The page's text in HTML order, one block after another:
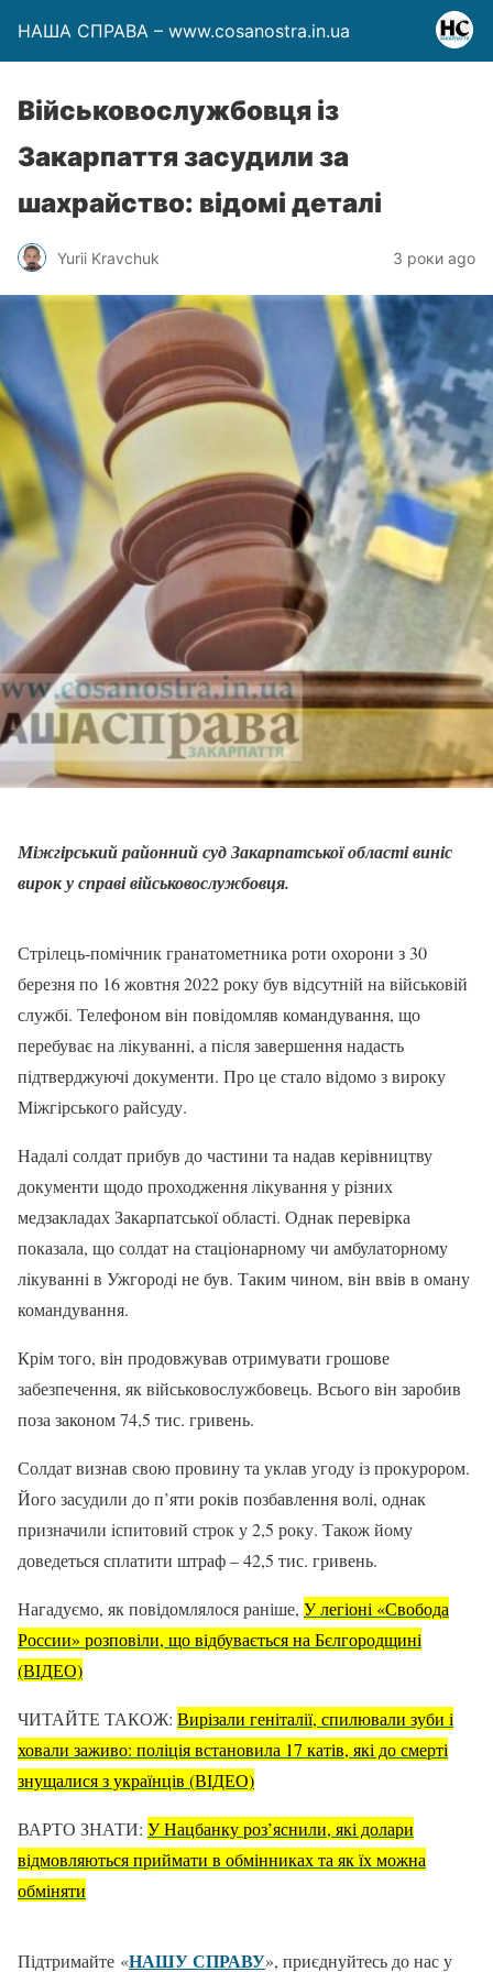
НАША СПРАВА – www.cosanostra.in.ua
Військовослужбовця із
Закарпаття засудили за
шахрайство: відомі деталі
Yurii Kravchuk 3 роки ago
Міжгірський районний суд Закарпатської області виніс
вирок у справі військовослужбовця.
Стрiлець-помiчник гранатометника роти охорони з 30
березня по 16 жовтня 2022 року був вiдсутнiй на вiйськовiй
службi. Телефоном вiн повiдомляв командування, що
перебуває на лiкуваннi, а пiсля завершення надасть
пiдтверджуючi документи. Про це стало відомо з вироку
Міжгірського райсуду.
Надалi солдат прибув до частини та надав керiвництву
документи щодо проходження лiкування у рiзних
медзакладах Закарпатської областi. Однак перевiрка
показала, що солдат на стацiонарному чи амбулаторному
лiкуваннi в Ужгородi не був. Таким чином, вiн ввiв в оману
командування.
Крiм того, він продовжував отримувати грошове
забезпечення, як вiйськовослужбовець. Всього вiн заробив
поза законом 74,5 тис. гривень.
Солдат визнав свою провину та уклав угоду iз прокурором.
Його засудили до п’яти рокiв позбавлення волi, однак
призначили iспитовий строк у 2,5 року. Також йому
доведеться сплатити штраф – 42,5 тис. гривень.
Нагадуємо, як повідомлялося раніше, У легіоні «Свобода
России» розповіли, що відбувається на Бєлгородщині
(ВІДЕО)
ЧИТАЙТЕ ТАКОЖ: Вирізали геніталії, спилювали зуби і
ховали заживо: поліція встановила 17 катів, які до смерті
знущалися з українців (ВІДЕО)
ВАРТО ЗНАТИ: У Нацбанку роз’яснили, які долари
відмовляються приймати в обмінниках та як їх можна
обміняти
Підтримайте «НАШУ СПРАВУ», приєднуйтесь до нас у